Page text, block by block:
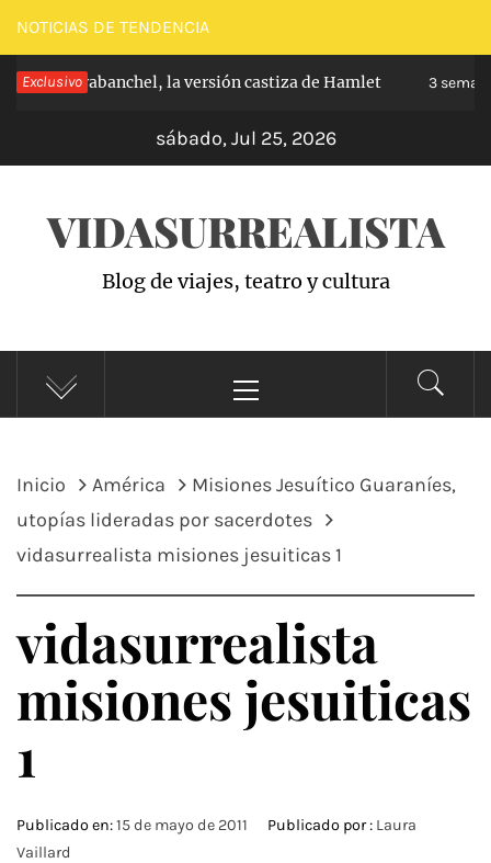
Saltar
al
contenido
NOTICIAS DE TENDENCIA
Exclusivo
de Carabanchel, la versión castiza de Hamlet 3
sábado, Jul 25, 2026
VIDASURREALISTA
Blog de viajes, teatro y cultura
principal
Inicio América
Misiones Jesuítico Guaraníes,
utopías lideradas por sacerdotes
vidasurrealista misiones jesuiticas 1
vidasurrealista
misiones jesuiticas
1
Publicado en:15 de mayo de 2011 Publicado por : Laura
Vaillard